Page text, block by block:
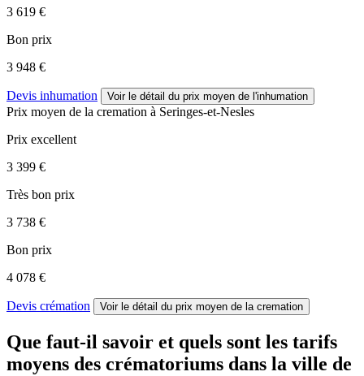
3 619 €
Bon prix
3 948 €
Devis inhumation Voir le détail du prix moyen de l'inhumation
Prix moyen de la cremation à Seringes-et-Nesles
Prix excellent
3 399 €
Très bon prix
3 738 €
Bon prix
4 078 €
Devis crémation Voir le détail du prix moyen de la cremation
Que faut-il savoir et quels sont les tarifs
moyens des crématoriums dans la ville de